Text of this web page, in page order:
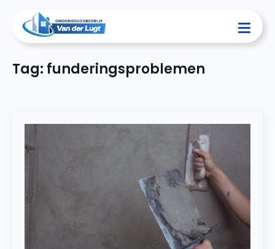
Tag: funderingsproblemen